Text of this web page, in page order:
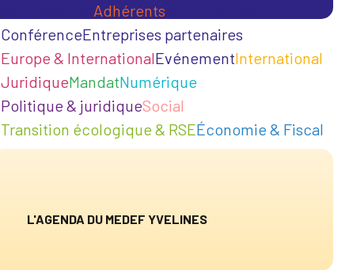
Adhérents
ConférenceEntreprises partenaires
Europe & InternationalEvénementInternational
JuridiqueMandatNumérique
Politique & juridiqueSocial
Transition écologique & RSEÉconomie & Fiscal
L'AGENDA DU MEDEF YVELINES